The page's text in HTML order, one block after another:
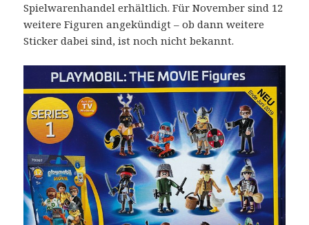
Spielwarenhandel erhältlich. Für November sind 12
weitere Figuren angekündigt – ob dann weitere
Sticker dabei sind, ist noch nicht bekannt.